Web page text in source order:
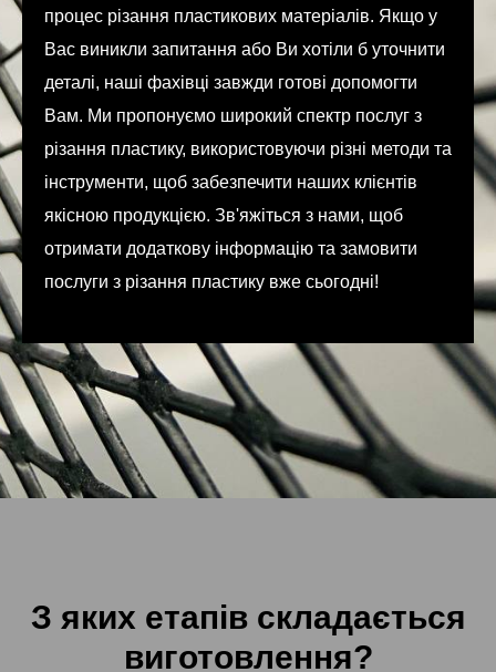
процес різання пластикових матеріалів. Якщо у
Вас виникли запитання або Ви хотіли б уточнити
деталі, наші фахівці завжди готові допомогти
Вам. Ми пропонуємо широкий спектр послуг з
різання пластику, використовуючи різні методи та
інструменти, щоб забезпечити наших клієнтів
якісною продукцією. Зв'яжіться з нами, щоб
отримати додаткову інформацію та замовити
послуги з різання пластику вже сьогодні!
З яких етапів складається
виготовлення?